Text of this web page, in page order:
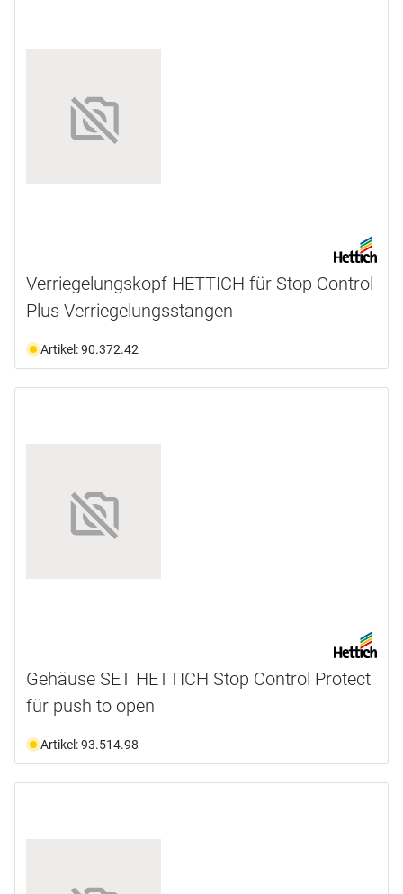
Verriegelungskopf HETTICH für Stop Control
Plus Verriegelungsstangen
Artikel: 90.372.42
Gehäuse SET HETTICH Stop Control Protect
für push to open
Artikel: 93.514.98